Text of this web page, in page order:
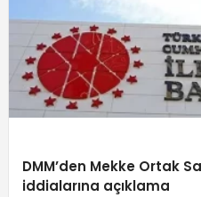
DMM’den Mekke Ortak
iddialarına açıklama